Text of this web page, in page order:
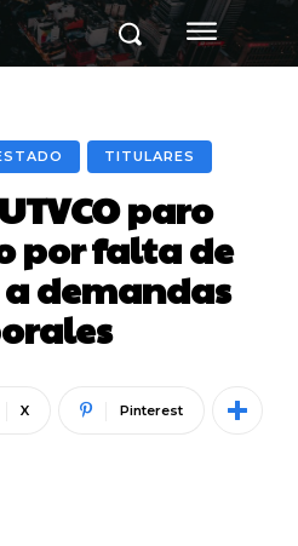
TITULARES
paro
por falta de
demandas
X Pinterest